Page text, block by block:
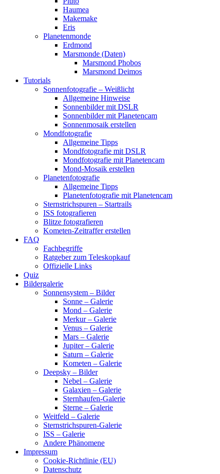
Haumea
Makemake
Eris
Planetenmonde
Erdmond
Marsmonde (Daten)
Marsmond Phobos
Marsmond Deimos
Tutorials
Sonnenfotografie – Weißlicht
Allgemeine Hinweise
Sonnenbilder mit DSLR
Sonnenbilder mit Planetencam
Sonnenmosaik erstellen
Mondfotografie
Allgemeine Tipps
Mondfotografie mit DSLR
Mondfotografie mit Planetencam
Mond-Mosaik erstellen
Planetenfotografie
Allgemeine Tipps
Planetenfotografie mit Planetencam
Sternstrichspuren – Startrails
ISS fotografieren
Blitze fotografieren
Kometen-Zeitraffer erstellen
FAQ
Fachbegriffe
Ratgeber zum Teleskopkauf
Offizielle Links
Quiz
Bildergalerie
Sonnensystem – Bilder
Sonne – Galerie
Mond – Galerie
Merkur – Galerie
Venus – Galerie
Mars – Galerie
Jupiter – Galerie
Saturn – Galerie
Kometen – Galerie
Deepsky – Bilder
Nebel – Galerie
Galaxien – Galerie
Sternhaufen-Galerie
Sterne – Galerie
Weitfeld – Galerie
Sternstrichspuren-Galerie
ISS – Galerie
Andere Phänomene
Impressum
Cookie-Richtlinie (EU)
Datenschutz